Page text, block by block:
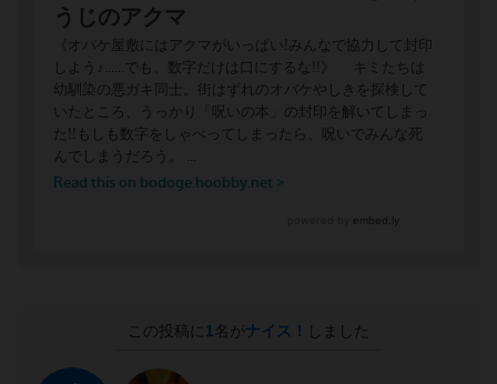
この投稿に 1 名がナイス！ しました